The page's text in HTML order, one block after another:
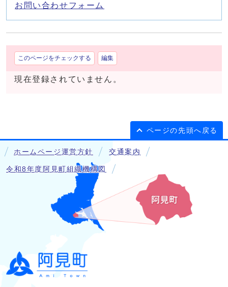
お問い合わせフォーム
このページをチェックする 編集
現在登録されていません。
ページの先頭へ戻る
ホームページ運営方針 交通案内
令和8年度阿見町組織機構図